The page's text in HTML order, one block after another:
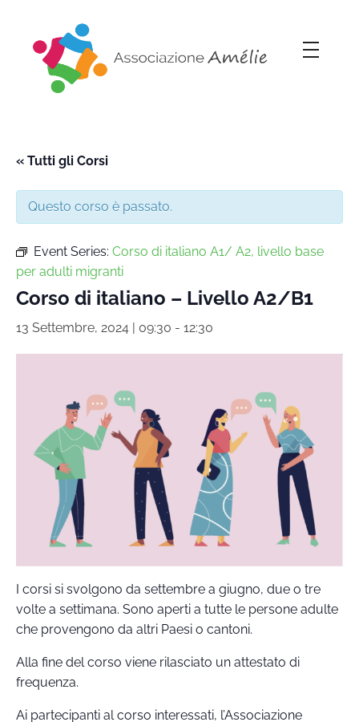
« Tutti gli Corsi
Questo corso è passato.
Event Series: Corso di italiano A1/ A2, livello base
per adulti migranti
Corso di italiano – Livello A2/B1
13 Settembre, 2024 | 09:30 - 12:30
I corsi si svolgono da settembre a giugno, due o tre
volte a settimana. Sono aperti a tutte le persone adulte
che provengono da altri Paesi o cantoni.
Alla fine del corso viene rilasciato un attestato di
frequenza.
Ai partecipanti al corso interessati, l’Associazione